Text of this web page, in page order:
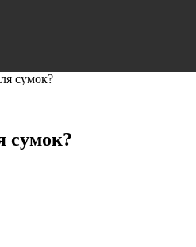
сумок?
сумок?